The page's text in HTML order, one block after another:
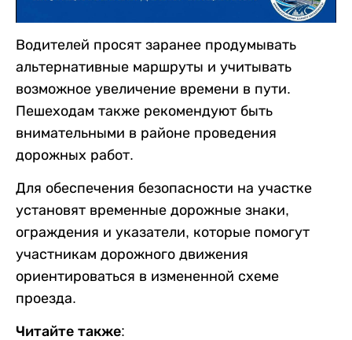
Водителей просят заранее продумывать
альтернативные маршруты и учитывать
возможное увеличение времени в пути.
Пешеходам также рекомендуют быть
внимательными в районе проведения
дорожных работ.
Для обеспечения безопасности на участке
установят временные дорожные знаки,
ограждения и указатели, которые помогут
участникам дорожного движения
ориентироваться в измененной схеме
проезда.
Читайте также: